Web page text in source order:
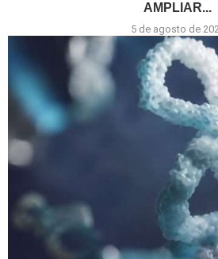
AMPLIAR...
5 de agosto de